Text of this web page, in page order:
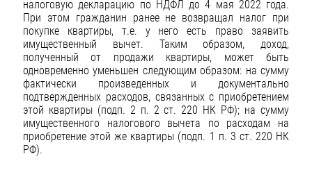
налоговую декларацию по НДФЛ до 4 мая 2022 года.
При этом гражданин ранее не возвращал налог при
покупке квартиры, т.е. у него есть право заявить
имущественный вычет. Таким образом, доход,
полученный от продажи квартиры, может быть
одновременно уменьшен следующим образом: на сумму
фактически произведенных и документально
подтвержденных расходов, связанных с приобретением
этой квартиры (подп. 2 п. 2 ст. 220 НК РФ); на сумму
имущественного налогового вычета по расходам на
приобретение этой же квартиры (подп. 1 п. 3 ст. 220 НК
РФ).